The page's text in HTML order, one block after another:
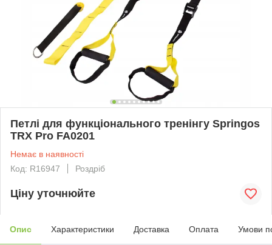
Петлі для функціонального тренінгу Springos
TRX Pro FA0201
Немає в наявності
Код: R16947
Роздріб
Ціну уточнюйте
Опис Характеристики Доставка Оплата Умови